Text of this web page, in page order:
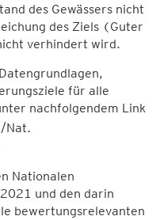
des Gewässers nicht
des Ziels (Guter
verhindert wird.
für alle
nachfolgendem Link
Nat.
Nationalen
und den darin
bewertungsrelevanten